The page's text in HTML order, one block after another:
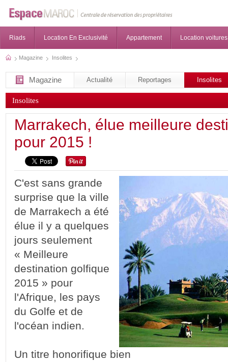
Riads Location En Exclusivité Appartement Location voitures
Magazine Insolites
Magazine Actualité Reportages Insolites
Insolites
Marrakech, élue meilleure
pour 2015 !
C'est sans grande
surprise que la ville
de Marrakech a été
élue il y a quelques
jours seulement
« Meilleure
destination golfique
2015 » pour
l'Afrique, les pays
du Golfe et de
l'océan indien.
Un titre honorifique bien